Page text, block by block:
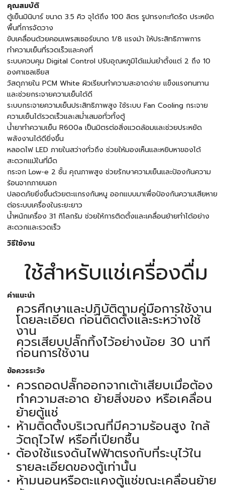
คุณสมบัติ
ตู้เย็นมินิบาร์ ขนาด 3.5 คิว จุได้ถึง 100 ลิตร รูปทรงกะทัดรัด ประหยัด
พื้นที่การจัดวาง
ขับเคลื่อนด้วยคอมเพรสเซอร์ขนาด 1/8 แรงม้า ให้ประสิทธิภาพการ
ทำความเย็นที่รวดเร็วและคงที่
ระบบควบคุม Digital Control ปรับอุณหภูมิได้แม่นยำตั้งแต่ 2 ถึง 10
องศาเซลเซียส
วัสดุภายใน PCM White ผิวเรียบทำความสะอาดง่าย แข็งแรงทนทาน
และช่วยกระจายความเย็นได้ดี
ระบบกระจายความเย็นประสิทธิภาพสูง ใช้ระบบ Fan Cooling กระจาย
ความเย็นได้รวดเร็วและสม่ำเสมอทั่วทั้งตู้
น้ำยาทำความเย็น R600a เป็นมิตรต่อสิ่งแวดล้อมและช่วยประหยัด
พลังงานได้ดียิ่งขึ้น
หลอดไฟ LED ภายในสว่างทั่วถึง ช่วยให้มองเห็นและหยิบหาของได้
สะดวกแม้ในที่มืด
กระจก Low-e 2 ชั้น คุณภาพสูง ช่วยรักษาความเย็นและป้องกันความ
ร้อนจากภายนอก
ปลอดภัยยิ่งขึ้นด้วยตะแกรงกันหนู ออกแบบมาเพื่อป้องกันความเสียหาย
ต่อระบบเครื่องในระยะยาว
น้ำหนักเครื่อง 31 กิโลกรัม ช่วยให้การติดตั้งและเคลื่อนย้ายทำได้อย่าง
สะดวกและรวดเร็ว
วิธีใช้งาน
ใช้สำหรับแช่เครื่องดื่ม
คำแนะนำ
ควรศึกษาและปฏิบัติตามคู่มือการใช้งาน
โดยละเอียด ก่อนติดตั้งและระหว่างใช้
งาน
ควรเสียบปลั๊กทิ้งไว้อย่างน้อย 30 นาที
ก่อนการใช้งาน
ข้อควรระวัง
ควรถอดปลั๊กออกจากเต้าเสียบเมื่อต้อง
ทำความสะอาด ย้ายสิ่งของ หรือเคลื่อน
ย้ายตู้แช่
ห้ามติดตั้งบริเวณที่มีความร้อนสูง ใกล้
วัตถุไวไฟ หรือที่เปียกชื้น
ต้องใช้แรงดันไฟฟ้าตรงกับที่ระบุไว้ใน
รายละเอียดของตู้เท่านั้น
ห้ามนอนหรือตะแคงตู้แช่ขณะเคลื่อนย้าย